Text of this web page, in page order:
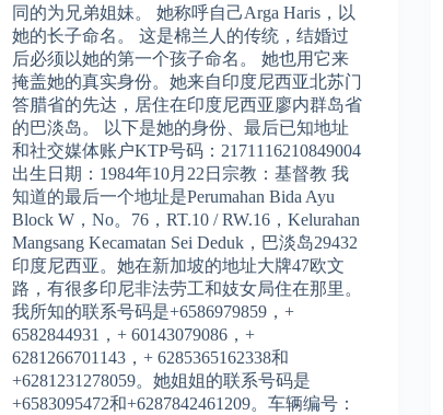
同的为兄弟姐妹。 她称呼自己Arga Haris，以
她的长子命名。 这是棉兰人的传统，结婚过
后必须以她的第一个孩子命名。 她也用它来
掩盖她的真实身份。她来自印度尼西亚北苏门
答腊省的先达，居住在印度尼西亚廖内群岛省
的巴淡岛。 以下是她的身份、最后已知地址
和社交媒体账户KTP号码：2171116210849004
出生日期：1984年10月22日宗教：基督教 我
知道的最后一个地址是Perumahan Bida Ayu
Block W，No。76，RT.10 / RW.16，Kelurahan
Mangsang Kecamatan Sei Deduk，巴淡岛29432
印度尼西亚。她在新加坡的地址大牌47欧文
路，有很多印尼非法劳工和妓女局住在那里。
我所知的联系号码是+6586979859，+
6582844931，+ 60143079086，+
6281266701143，+ 6285365162338和
+6281231278059。她姐姐的联系号码是
+6583095472和+6287842461209。车辆编号：